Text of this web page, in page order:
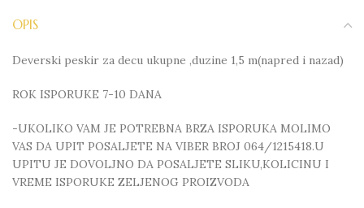
OPIS
Deverski peskir za decu ukupne ,duzine 1,5 m(napred i nazad)
ROK ISPORUKE 7-10 DANA
-UKOLIKO VAM JE POTREBNA BRZA ISPORUKA MOLIMO
VAS DA UPIT POSALJETE NA VIBER BROJ 064/1215418.U
UPITU JE DOVOLJNO DA POSALJETE SLIKU,KOLICINU I
VREME ISPORUKE ZELJENOG PROIZVODA